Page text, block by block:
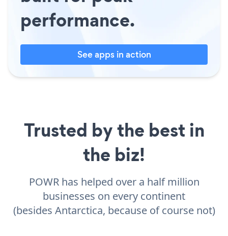
performance.
See apps in action
Trusted by the best in
the biz!
POWR has helped over a half million
businesses on every continent
(besides Antarctica, because of course not)